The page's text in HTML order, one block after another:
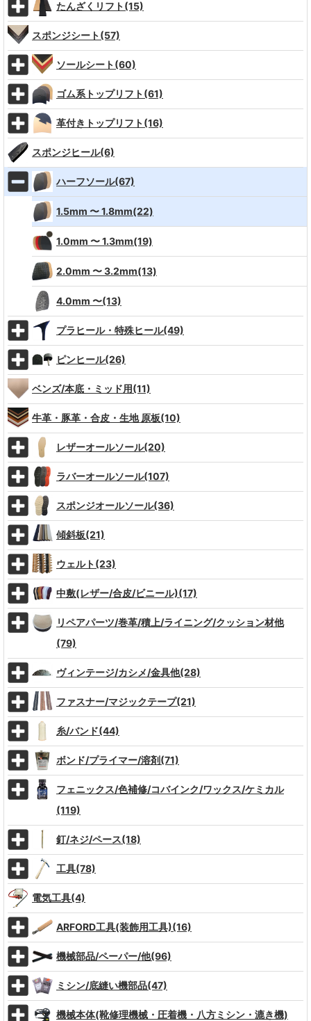
たんざくリフト(15)
スポンジシート(57)
ソールシート(60)
ゴム系トップリフト(61)
革付きトップリフト(16)
スポンジヒール(6)
ハーフソール(67)
1.5mm 〜 1.8mm(22)
1.0mm 〜 1.3mm(19)
2.0mm 〜 3.2mm(13)
4.0mm 〜(13)
プラヒール・特殊ヒール(49)
ピンヒール(26)
ベンズ/本底・ミッド用(11)
牛革・豚革・合皮・生地 原板(10)
レザーオールソール(20)
ラバーオールソール(107)
スポンジオールソール(36)
傾斜板(21)
ウェルト(23)
中敷(レザー/合皮/ビニール)(17)
リペアパーツ/巻革/積上/ライニング/クッション材他
(79)
ヴィンテージ/カシメ/金具他(28)
ファスナー/マジックテープ(21)
糸/バンド(44)
ボンド/プライマー/溶剤(71)
フェニックス/色補修/コバインク/ワックス/ケミカル
(119)
釘/ネジ/ペース(18)
工具(78)
電気工具(4)
ARFORD工具(装飾用工具)(16)
機械部品/ペーパー/他(96)
ミシン/底縫い機部品(47)
機械本体(靴修理機械・圧着機・八方ミシン・漉き機)